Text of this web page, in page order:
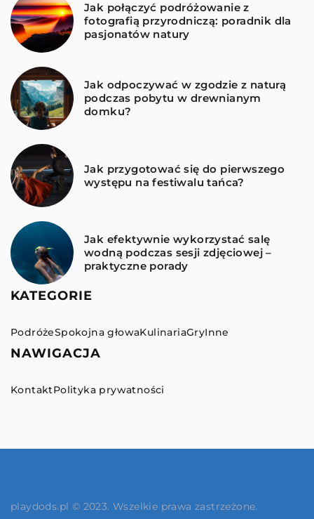
Jak połączyć podróżowanie z
fotografią przyrodniczą: poradnik dla
pasjonatów natury
Jak odpoczywać w zgodzie z naturą
podczas pobytu w drewnianym
domku?
Jak przygotować się do pierwszego
występu na festiwalu tańca?
Jak efektywnie wykorzystać salę
wodną podczas sesji zdjęciowej –
praktyczne porady
KATEGORIE
PodróżeSpokojna głowaKulinariaGryInne
NAWIGACJA
KontaktPolityka prywatności
playdods.pl © 2023. Wszelkie prawa zastrzeżone.